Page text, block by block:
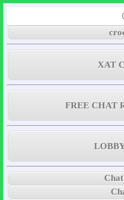
XAT
FREE CHAT